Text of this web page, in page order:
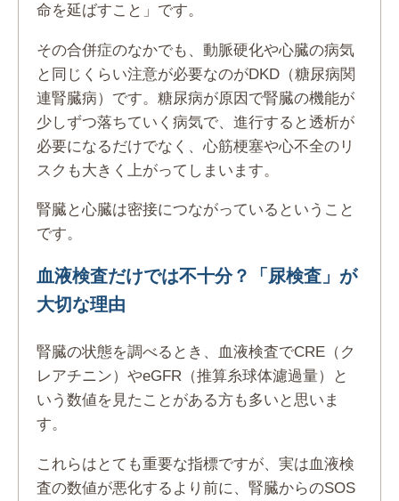
命を延ばすこと」です。
その合併症のなかでも、動脈硬化や心臓の病気
と同じくらい注意が必要なのがDKD（糖尿病関
連腎臓病）です。糖尿病が原因で腎臓の機能が
少しずつ落ちていく病気で、進行すると透析が
必要になるだけでなく、心筋梗塞や心不全のリ
スクも大きく上がってしまいます。
腎臓と心臓は密接につながっているということ
です。
血液検査だけでは不十分？「尿検査」が
大切な理由
腎臓の状態を調べるとき、血液検査でCRE（ク
レアチニン）やeGFR（推算糸球体濾過量）と
いう数値を見たことがある方も多いと思いま
す。
これらはとても重要な指標ですが、実は血液検
査の数値が悪化するより前に、腎臓からのSOS